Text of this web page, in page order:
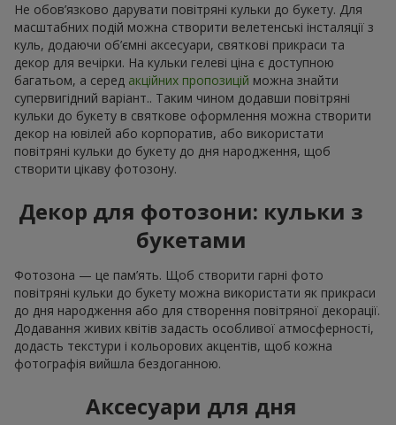
Не обов’язково дарувати повітряні кульки до букету. Для
масштабних подій можна створити велетенські інсталяції з
куль, додаючи об’ємні аксесуари, святкові прикраси та
декор для вечірки. На кульки гелеві ціна є доступною
багатьом, а серед акційних пропозицій можна знайти
супервигідний варіант.. Таким чином додавши повітряні
кульки до букету в святкове оформлення можна створити
декор на ювілей або корпоратив, або використати
повітряні кульки до букету до дня народження, щоб
створити цікаву фотозону.
Декор для фотозони: кульки з
букетами
Фотозона — це пам’ять. Щоб створити гарні фото
повітряні кульки до букету можна використати як прикраси
до дня народження або для створення повітряної декорації.
Додавання живих квітів задасть особливої атмосферності,
додасть текстури і кольорових акцентів, щоб кожна
фотографія вийшла бездоганною.
Аксесуари для дня